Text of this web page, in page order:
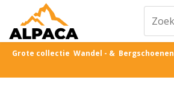
Grote collectie Wandel - & Bergschoenen